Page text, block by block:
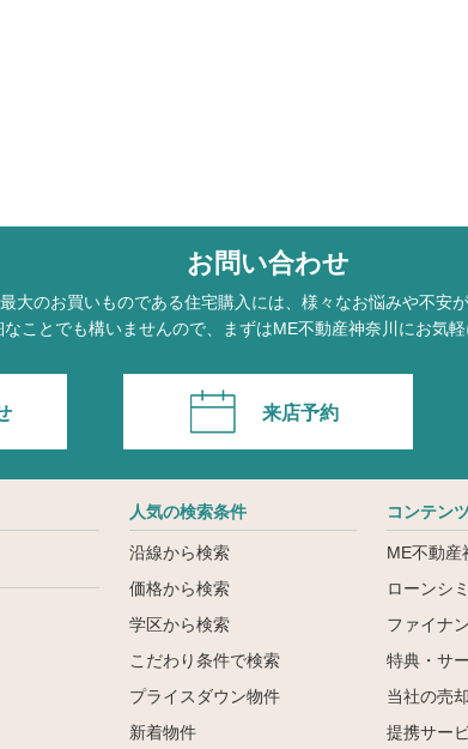
お問い合わせ
大のお買いものである住宅購入には、様々なお悩みや不安
ことでも構いませんので、まずはME不動産神奈川にお気軽
来店予約
人気の検索条件
沿線から検索
価格から検索
学区から検索
こだわり条件で検索
プライスダウン物件
新着物件
コンテン
ME不動産
ローンシ
ファイナ
特典・サ
当社の売却
提携サー